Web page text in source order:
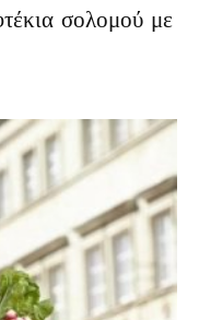
σολομού με